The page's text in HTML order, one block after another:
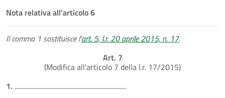
Nota relativa all'articolo 6
Il comma 1 sostituisce l'art. 5, l.r. 20 aprile 2015, n. 17.
Art. 7
(Modifica all'articolo 7 della l.r. 17/2015)
1. ..........................................................................